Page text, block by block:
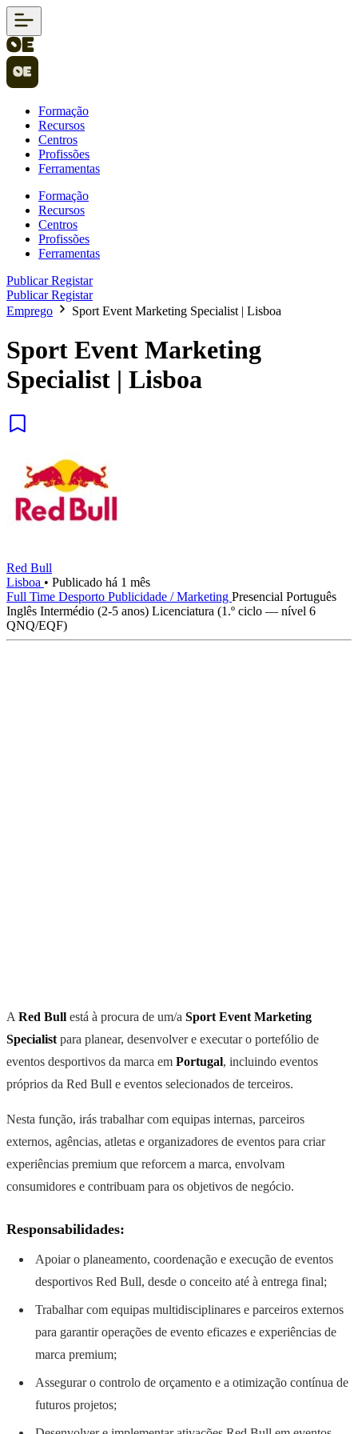
Formação
Recursos
Centros
Profissões
Ferramentas
Formação
Recursos
Centros
Profissões
Ferramentas
PublicarRegistar
PublicarRegistar
Emprego
Sport Event Marketing Specialist | Lisboa
Sport Event Marketing
Specialist | Lisboa
Red Bull
Lisboa • Publicado há 1 mês
Full Time Desporto Publicidade / Marketing Presencial Português
Inglês Intermédio (2-5 anos) Licenciatura (1.º ciclo — nível 6
QNQ/EQF)
A Red Bull está à procura de um/a Sport Event Marketing
Specialist para planear, desenvolver e executar o portefólio de
eventos desportivos da marca em Portugal, incluindo eventos
próprios da Red Bull e eventos selecionados de terceiros.
Nesta função, irás trabalhar com equipas internas, parceiros
externos, agências, atletas e organizadores de eventos para criar
experiências premium que reforcem a marca, envolvam
consumidores e contribuam para os objetivos de negócio.
Responsabilidades:
Apoiar o planeamento, coordenação e execução de eventos
desportivos Red Bull, desde o conceito até à entrega final;
Trabalhar com equipas multidisciplinares e parceiros externos
para garantir operações de evento eficazes e experiências de
marca premium;
Assegurar o controlo de orçamento e a otimização contínua de
futuros projetos;